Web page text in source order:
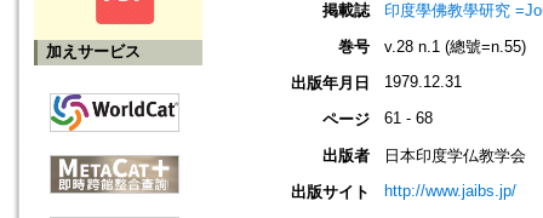
加えサービス
掲載誌
印度學佛教學研究
巻号
v.28 n.1 (總號=n.55)
出版年月日
1979.12.31
ページ 61 - 68
出版者
日本印度学仏教学会
出版サイト
http://www.jaibs.jp/